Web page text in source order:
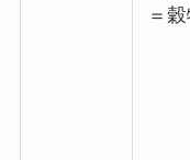
＝穀